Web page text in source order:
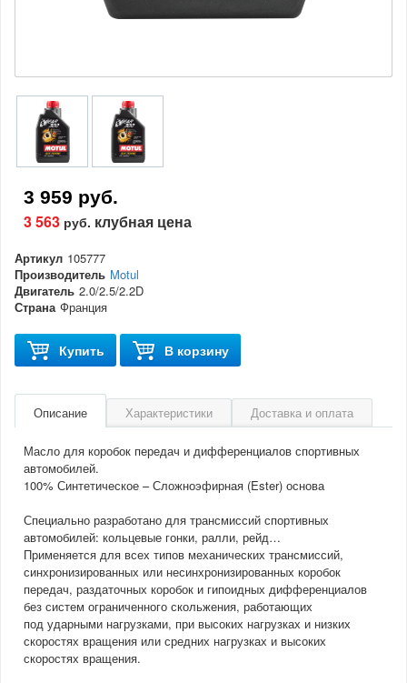
3 959 руб.
3 563 руб. клубная цена
Артикул 105777
Производитель Motul
Двигатель 2.0/2.5/2.2D
Страна Франция
Купить В корзину
Описание Характеристики Доставка и оплата
Масло для коробок передач и дифференциалов спортивных
автомобилей.
100% Синтетическое – Сложноэфирная (Ester) основа
Специально разработано для трансмиссий спортивных
автомобилей: кольцевые гонки, ралли, рейд…
Применяется для всех типов механических трансмиссий,
синхронизированных или несинхронизированных коробок
передач, раздаточных коробок и гипоидных дифференциалов
без систем ограниченного скольжения, работающих
под ударными нагрузками, при высоких нагрузках и низких
скоростях вращения или средних нагрузках и высоких
скоростях вращения.